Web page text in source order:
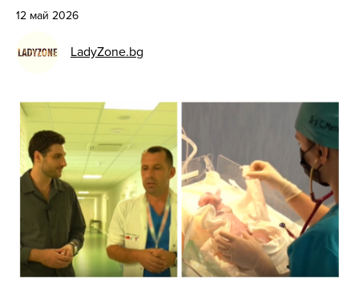
12 май 2026
LadyZone.bg